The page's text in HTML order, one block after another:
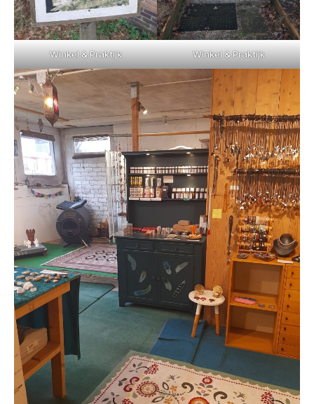
Winkel & Praktijk Winkel & Praktijk